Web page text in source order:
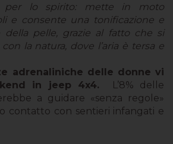
lo spirito: mette in moto
e consente una tonificazione e
della pelle, grazie al fatto che si
la natura, dove l’aria è tersa e
adrenaliniche delle donne vi
in jeep 4x4.
L’8% delle
a guidare «senza regole»
contatto con sentieri infangati e